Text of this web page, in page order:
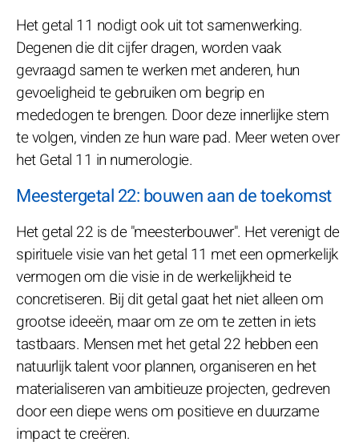
Het getal 11 nodigt ook uit tot samenwerking.
Degenen die dit cijfer dragen, worden vaak
gevraagd samen te werken met anderen, hun
gevoeligheid te gebruiken om begrip en
mededogen te brengen. Door deze innerlijke stem
te volgen, vinden ze hun ware pad. Meer weten over
het Getal 11 in numerologie.
Meestergetal 22: bouwen aan de toekomst
Het getal 22 is de "meesterbouwer". Het verenigt de
spirituele visie van het getal 11 met een opmerkelijk
vermogen om die visie in de werkelijkheid te
concretiseren. Bij dit getal gaat het niet alleen om
grootse ideeën, maar om ze om te zetten in iets
tastbaars. Mensen met het getal 22 hebben een
natuurlijk talent voor plannen, organiseren en het
materialiseren van ambitieuze projecten, gedreven
door een diepe wens om positieve en duurzame
impact te creëren.